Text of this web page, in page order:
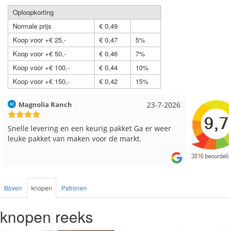
Oploopkorting
Normale prijs
€ 0,49
Koop voor +€ 25,-
€ 0,47
5%
Koop voor +€ 50,-
€ 0,46
7%
Koop voor +€ 100,-
€ 0,44
10%
Koop voor +€ 150,-
€ 0,42 15%
17-7-2026
Hilde uit Loyers
Reeds meerdere keren breigaren en breinaalden
besteld, altijd heel tevreden over de service.
Loes uit
Snelle
Boven knopen Patronen
knopen reeks